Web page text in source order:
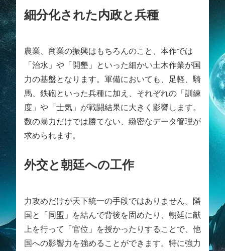
細分化された内政と兵種
農業、商業の振興はもちろんのこと、本作では
「治水」や「開墾」といった細かい土木作業が国
力の基盤となります。軍備においても、足軽、騎
馬、鉄砲といった兵種に加え、それぞれの「訓練
度」や「士気」が戦闘結果に大きく影響します。
数の暴力だけでは勝てない、緻密なデータ管理が
求められます。
外交と朝廷への工作
力攻めだけが天下統一の手段ではありません。隣
国と「同盟」を結んで背後を固めたり、朝廷に献
上を行って「官位」を授かったりすることで、他
国への影響力を強めることができます。特に強力